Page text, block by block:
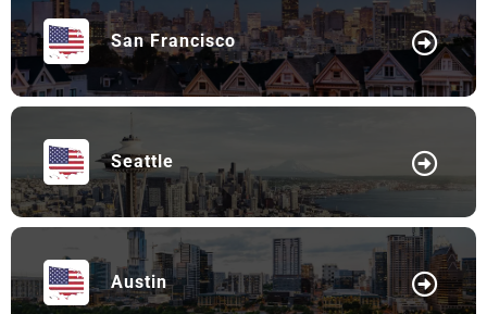
San Francisco
Seattle
Austin